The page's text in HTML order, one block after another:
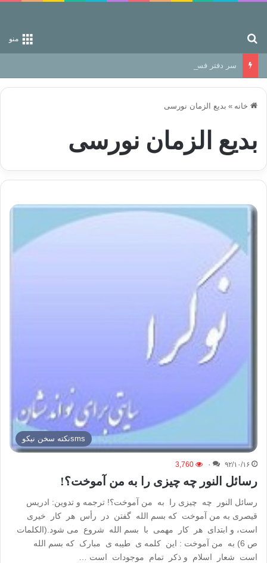
منو
سر دفتر فساد در زمین‌، دوری وکناره‌گیری از راه خداست‌!
خانه » بدیع الزمان نورسی
بدیع الزمان نورسی
smsنكته سخن نيكو
۹۲/۱۰/۱۶ ۰ 3,760
رسائل النور چه چیزی را به من آموخت؟!
رسائل النور چه چیزی را به من آموخت؟! ترجمه و تدوین: ادریس
قیصری به من آموخت که بسم الله گفتن در رأس هر کار خیری
است، و ابتدای هر کار مهمی با بسم الله شروع می شود.(الکلمات
ص 6) به من آموخت : این کلمه ی طیبه ی مبارک که بسم الله
است شعار اسلام و ذکر تمام موجودات است …